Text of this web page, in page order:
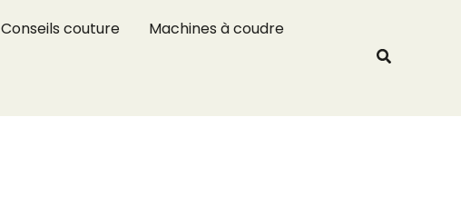
Conseils couture Machines à coudre